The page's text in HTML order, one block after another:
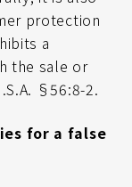
protection
a
the sale or
§56:8-2.
for a false